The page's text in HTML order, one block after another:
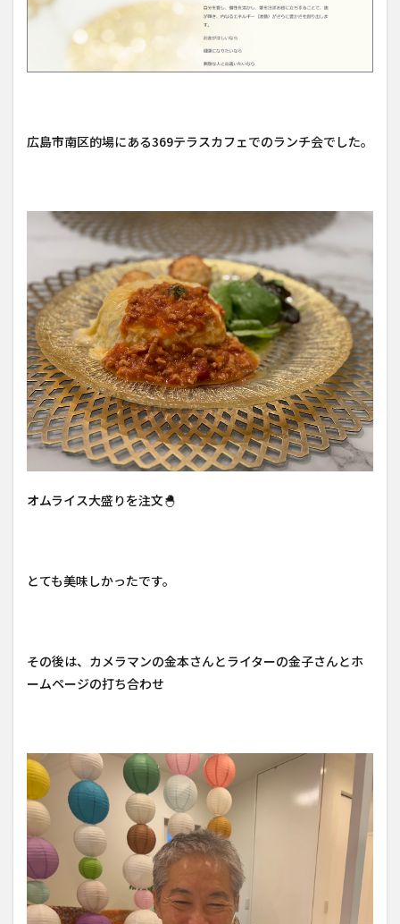
広島市南区的場にある369テラスカフェでのランチ会でした。
オムライス大盛りを注文🐣
とても美味しかったです。
その後は、カメラマンの金本さんとライターの金子さんとホ
ームページの打ち合わせ